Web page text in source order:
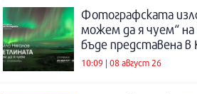
Фотографската
можем да я чуем“
бъде представена в
10:09 | 08 август 26